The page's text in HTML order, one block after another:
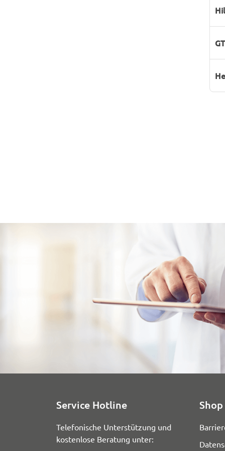
Service Hotline
Telefonische Unterstützung und
kostenlose Beratung unter: